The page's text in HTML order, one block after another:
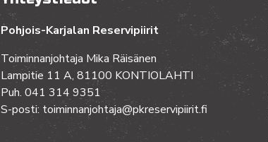
Pohjois-Karjalan Reservipiirit
Toiminnanjohtaja Mika Räisänen
Lampitie 11 A, 81100 KONTIOLAHTI
Puh. 041 314 9351
S-posti: toiminnanjohtaja@pkreservipiirit.fi